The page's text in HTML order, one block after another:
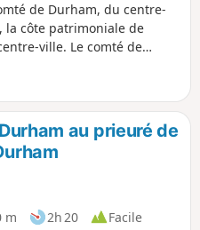
de Durham, du centre-
la côte patrimoniale de
ville. Le comté de
sauvages, ainsi que des
longues sections de cette
voies ferrées qui sont
ainsi que des sections
Teesdale Way et le Durham
défi ou une randonnée
du Durham Round Trail qui
au prieuré de
m 2h 20
Facile